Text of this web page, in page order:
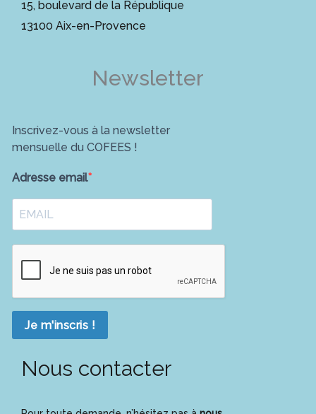
15, boulevard de la République
13100 Aix-en-Provence
Newsletter
Inscrivez-vous à la newsletter
mensuelle du COFEES !
Adresse email
Je m'inscris !
Nous contacter